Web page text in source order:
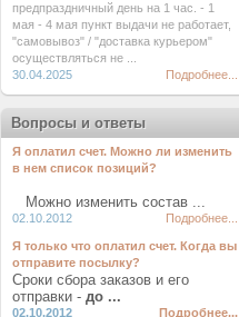
предпраздничный день на 1 час. - 1
мая - 4 мая пункт выдачи не работает,
"самовывоз" / "доставка курьером"
осуществляться не ...
30.04.2025
Подробнее...
Вопросы и ответы
Я оплатил счет. Можно ли изменить
в нем список позиций?
Можно изменить состав ...
02.10.2012 Подробнее...
Я только что оплатил счет. Когда вы
отправите посылку?
Сроки сбора заказов и его
отправки - до ...
02.10.2012 Подробнее...